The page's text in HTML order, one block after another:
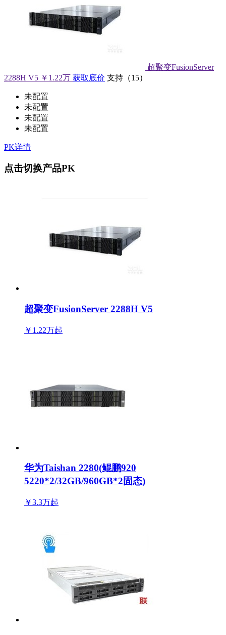
超聚变FusionServer
2288H V5 ￥1.22万 获取底价 支持 （15）
未配置
未配置
未配置
未配置
PK详情
点击切换产品PK
超聚变FusionServer 2288H V5
￥1.22万起
华为Taishan 2280(鲲鹏920
5220*2/32GB/960GB*2固态)
￥3.3万起